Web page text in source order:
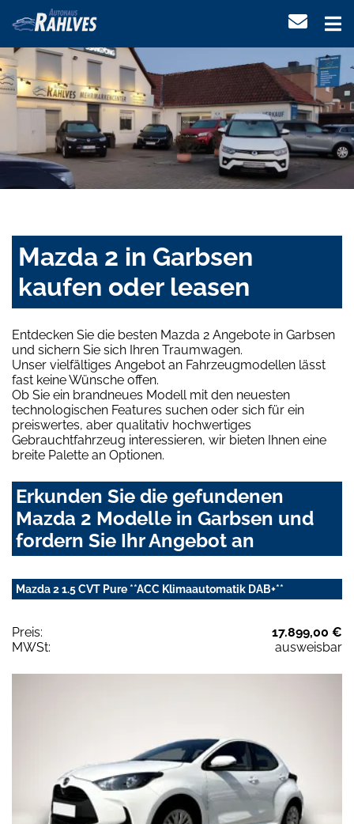
Mazda 2 in Garbsen
kaufen oder leasen
Entdecken Sie die besten Mazda 2 Angebote in Garbsen
und sichern Sie sich Ihren Traumwagen.
Unser vielfältiges Angebot an Fahrzeugmodellen lässt
fast keine Wünsche offen.
Ob Sie ein brandneues Modell mit den neuesten
technologischen Features suchen oder sich für ein
preiswertes, aber qualitativ hochwertiges
Gebrauchtfahrzeug interessieren, wir bieten Ihnen eine
breite Palette an Optionen.
Erkunden Sie die gefundenen
Mazda 2 Modelle in Garbsen und
fordern Sie Ihr Angebot an
Mazda 2 1.5 CVT Pure **ACC Klimaautomatik DAB+**
Preis:
17.899,00 €
MWSt:
ausweisbar